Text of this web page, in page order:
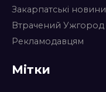
Закарпатські новини
Втрачений Ужгород
Рекламодавцям
Мітки